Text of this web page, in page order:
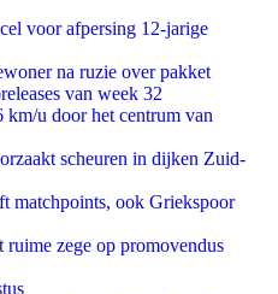
voor afpersing 12-jarige
na ruzie over pakket
van week 32
km/u door het centrum van
scheuren in dijken Zuid-
matchpoints, ook Griekspoor
ruime zege op promovendus